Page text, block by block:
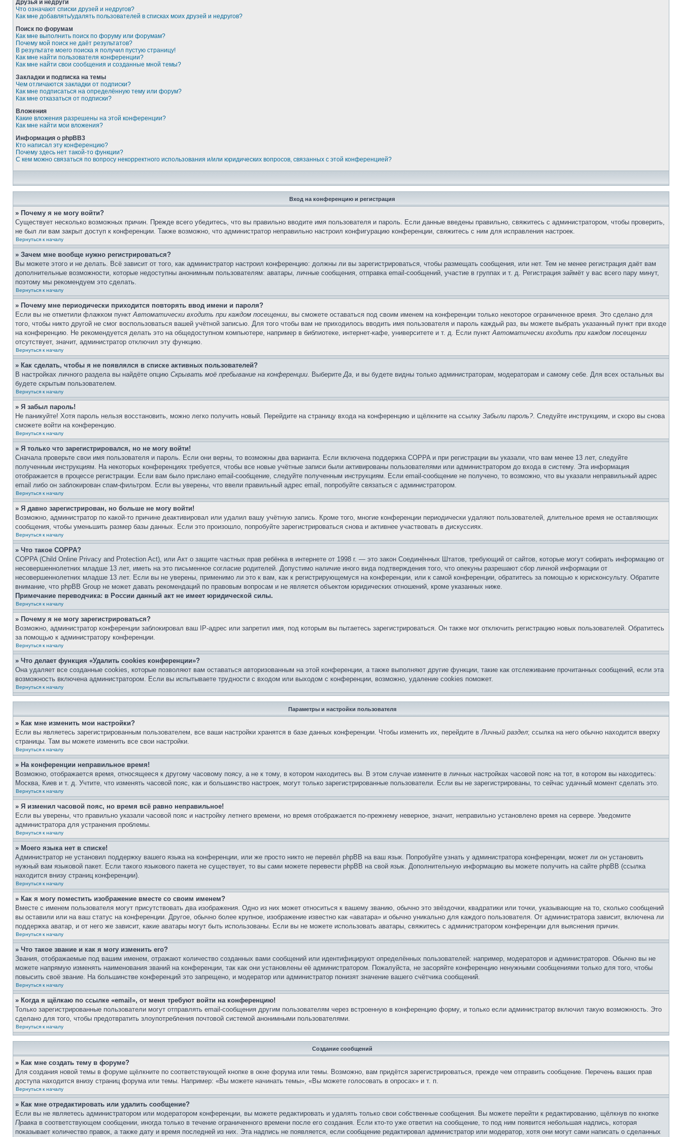
Друзья и недруги
Что означают списки друзей и недругов?
Как мне добавлять/удалять пользователей в списках моих друзей и недругов?
Поиск по форумам
Как мне выполнить поиск по форуму или форумам?
Почему мой поиск не даёт результатов?
В результате моего поиска я получил пустую страницу!
Как мне найти пользователя конференции?
Как мне найти свои сообщения и созданные мной темы?
Закладки и подписка на темы
Чем отличаются закладки от подписки?
Как мне подписаться на определённую тему или форум?
Как мне отказаться от подписки?
Вложения
Какие вложения разрешены на этой конференции?
Как мне найти мои вложения?
Информация о phpBB3
Кто написал эту конференцию?
Почему здесь нет такой-то функции?
С кем можно связаться по вопросу некорректного использования и/или юридических вопросов, связанных с этой конференцией?
Вход на конференцию и регистрация
» Почему я не могу войти?
Существует несколько возможных причин. Прежде всего убедитесь, что вы правильно вводите имя пользователя и пароль. Если данные введены правильно, свяжитесь с администратором, чтобы проверить,
не был ли вам закрыт доступ к конференции. Также возможно, что администратор неправильно настроил конфигурацию конференции, свяжитесь с ним для исправления настроек.
Вернуться к началу
» Зачем мне вообще нужно регистрироваться?
Вы можете этого и не делать. Всё зависит от того, как администратор настроил конференцию: должны ли вы зарегистрироваться, чтобы размещать сообщения, или нет. Тем не менее регистрация даёт вам
дополнительные возможности, которые недоступны анонимным пользователям: аватары, личные сообщения, отправка email-сообщений, участие в группах и т. д. Регистрация займёт у вас всего пару минут,
поэтому мы рекомендуем это сделать.
Вернуться к началу
» Почему мне периодически приходится повторять ввод имени и пароля?
Если вы не отметили флажком пунктАвтоматически входить при каждом посещении, вы сможете оставаться под своим именем на конференции только некоторое ограниченное время. Это сделано для
того, чтобы никто другой не смог воспользоваться вашей учётной записью. Для того чтобы вам не приходилось вводить имя пользователя и пароль каждый раз, вы можете выбрать указанный пункт при входе
на конференцию. Не рекомендуется делать это на общедоступном компьютере, например в библиотеке, интернет-кафе, университете и т. д. Если пунктАвтоматически входить при каждом посещении
отсутствует, значит, администратор отключил эту функцию.
Вернуться к началу
» Как сделать, чтобы я не появлялся в списке активных пользователей?
В настройках личного раздела вы найдёте опцию Скрывать моё пребывание на конференции. ВыберитеДа, и вы будете видны только администраторам, модераторам и самому себе. Для всех остальных вы
будете скрытым пользователем.
Вернуться к началу
» Я забыл пароль!
Не паникуйте! Хотя пароль нельзя восстановить, можно легко получить новый. Перейдите на страницу входа на конференцию и щёлкните на ссылку Забыли пароль?. Следуйте инструкциям, и скоро вы снова
сможете войти на конференцию.
Вернуться к началу
» Я только что зарегистрировался, но не могу войти!
Сначала проверьте свои имя пользователя и пароль. Если они верны, то возможны два варианта. Если включена поддержка COPPA и при регистрации вы указали, что вам менее 13 лет, следуйте
полученным инструкциям. На некоторых конференциях требуется, чтобы все новые учётные записи были активированы пользователями или администратором до входа в систему. Эта информация
отображается в процессе регистрации. Если вам было прислано email-сообщение, следуйте полученным инструкциям. Если email-сообщение не получено, то возможно, что вы указали неправильный адрес
email либо он заблокирован спам-фильтром. Если вы уверены, что ввели правильный адрес email, попробуйте связаться с администратором.
Вернуться к началу
» Я давно зарегистрирован, но больше не могу войти!
Возможно, администратор по какой-то причине деактивировал или удалил вашу учётную запись. Кроме того, многие конференции периодически удаляют пользователей, длительное время не оставляющих
сообщения, чтобы уменьшить размер базы данных. Если это произошло, попробуйте зарегистрироваться снова и активнее участвовать в дискуссиях.
Вернуться к началу
» Что такое COPPA?
COPPA (Child Online Privacy and Protection Act), или Акт о защите частных прав ребёнка в интернете от 1998 г. — это закон Соединённых Штатов, требующий от сайтов, которые могут собирать информацию от
несовершеннолетних младше 13 лет, иметь на это письменное согласие родителей. Допустимо наличие иного вида подтверждения того, что опекуны разрешают сбор личной информации от
несовершеннолетних младше 13 лет. Если вы не уверены, применимо ли это к вам, как к регистрирующемуся на конференции, или к самой конференции, обратитесь за помощью к юрисконсульту. Обратите
внимание, что phpBB Group не может давать рекомендаций по правовым вопросам и не является объектом юридических отношений, кроме указанных ниже.
Примечание переводчика: в России данный акт не имеет юридической силы.
Вернуться к началу
» Почему я не могу зарегистрироваться?
Возможно, администратор конференции заблокировал ваш IP-адрес или запретил имя, под которым вы пытаетесь зарегистрироваться. Он также мог отключить регистрацию новых пользователей. Обратитесь
за помощью к администратору конференции.
Вернуться к началу
» Что делает функция «Удалить cookies конференции»?
Она удаляет все созданные cookies, которые позволяют вам оставаться авторизованным на этой конференции, а также выполняют другие функции, такие как отслеживание прочитанных сообщений, если эта
возможность включена администратором. Если вы испытываете трудности с входом или выходом с конференции, возможно, удаление cookies поможет.
Вернуться к началу
Параметры и настройки пользователя
» Как мне изменить мои настройки?
Если вы являетесь зарегистрированным пользователем, все ваши настройки хранятся в базе данных конференции. Чтобы изменить их, перейдите вЛичный раздел; ссылка на него обычно находится вверху
страницы. Там вы можете изменить все свои настройки.
Вернуться к началу
» На конференции неправильное время!
Возможно, отображается время, относящееся к другому часовому поясу, а не к тому, в котором находитесь вы. В этом случае измените в личных настройках часовой пояс на тот, в котором вы находитесь:
Москва, Киев и т. д. Учтите, что изменять часовой пояс, как и большинство настроек, могут только зарегистрированные пользователи. Если вы не зарегистрированы, то сейчас удачный момент сделать это.
Вернуться к началу
» Я изменил часовой пояс, но время всё равно неправильное!
Если вы уверены, что правильно указали часовой пояс и настройку летнего времени, но время отображается по-прежнему неверное, значит, неправильно установлено время на сервере. Уведомите
администратора для устранения проблемы.
Вернуться к началу
» Моего языка нет в списке!
Администратор не установил поддержку вашего языка на конференции, или же просто никто не перевёл phpBB на ваш язык. Попробуйте узнать у администратора конференции, может ли он установить
нужный вам языковой пакет. Если такого языкового пакета не существует, то вы сами можете перевести phpBB на свой язык. Дополнительную информацию вы можете получить на сайте phpBB (ссылка
находится внизу страниц конференции).
Вернуться к началу
» Как я могу поместить изображение вместе со своим именем?
Вместе с именем пользователя могут присутствовать два изображения. Одно из них может относиться к вашему званию, обычно это звёздочки, квадратики или точки, указывающие на то, сколько сообщений
вы оставили или на ваш статус на конференции. Другое, обычно более крупное, изображение известно как «аватара» и обычно уникально для каждого пользователя. От администратора зависит, включена ли
поддержка аватар, и от него же зависит, какие аватары могут быть использованы. Если вы не можете использовать аватары, свяжитесь с администратором конференции для выяснения причин.
Вернуться к началу
» Что такое звание и как я могу изменить его?
Звания, отображаемые под вашим именем, отражают количество созданных вами сообщений или идентифицируют определённых пользователей: например, модераторов и администраторов. Обычно вы не
можете напрямую изменять наименования званий на конференции, так как они установлены её администратором. Пожалуйста, не засоряйте конференцию ненужными сообщениями только для того, чтобы
повысить своё звание. На большинстве конференций это запрещено, и модератор или администратор понизят значение вашего счётчика сообщений.
Вернуться к началу
» Когда я щёлкаю по ссылке «email», от меня требуют войти на конференцию!
Только зарегистрированные пользователи могут отправлять email-сообщения другим пользователям через встроенную в конференцию форму, и только если администратор включил такую возможность. Это
сделано для того, чтобы предотвратить злоупотребления почтовой системой анонимными пользователями.
Вернуться к началу
Создание сообщений
» Как мне создать тему в форуме?
Для создания новой темы в форуме щёлкните по соответствующей кнопке в окне форума или темы. Возможно, вам придётся зарегистрироваться, прежде чем отправить сообщение. Перечень ваших прав
доступа находится внизу страниц форума или темы. Например: «Вы можете начинать темы», «Вы можете голосовать в опросах» и т. п.
Вернуться к началу
» Как мне отредактировать или удалить сообщение?
Если вы не являетесь администратором или модератором конференции, вы можете редактировать и удалять только свои собственные сообщения. Вы можете перейти к редактированию, щёлкнув по кнопке
Правка в соответствующем сообщении, иногда только в течение ограниченного времени после его создания. Если кто-то уже ответил на сообщение, то под ним появится небольшая надпись, которая
показывает количество правок, а также дату и время последней из них. Эта надпись не появляется, если сообщение редактировал администратор или модератор, хотя они могут сами написать о сделанных